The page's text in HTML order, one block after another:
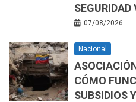
SEGURIDAD
07/08/2026
Nacional
CÓMO
SUBSIDIOS